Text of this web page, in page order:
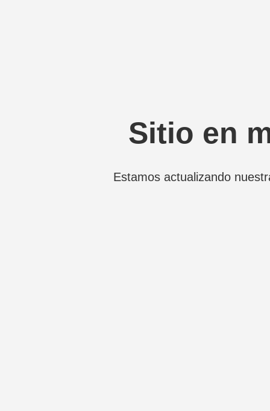
Sitio en
Estamos actualizando